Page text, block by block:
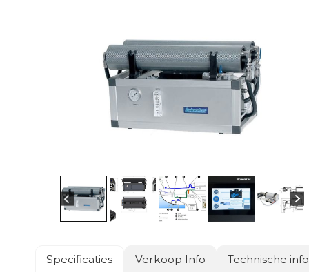
Specificaties Verkoop Info Technische info